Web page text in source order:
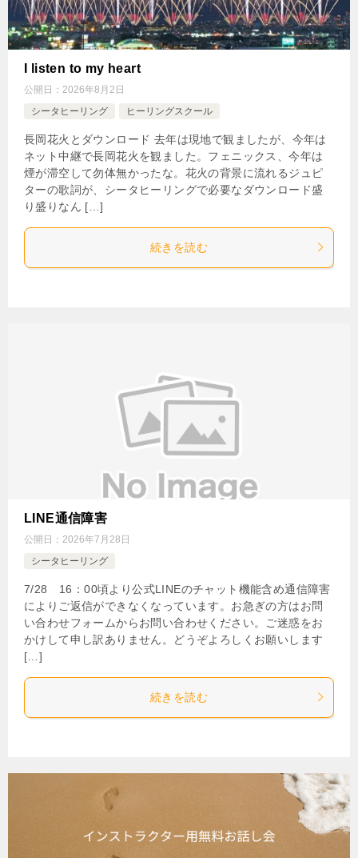
I listen to my heart
公開日： 2026年8月2日
シータヒーリング
ヒーリングスクール
長岡花火とダウンロード 去年は現地で観ましたが、今年は
ネット中継で長岡花火を観ました。フェニックス、今年は
煙が滞空して勿体無かったな。花火の背景に流れるジュピ
ターの歌詞が、シータヒーリングで必要なダウンロード盛
り盛りなん […]
続きを読む
LINE通信障害
公開日： 2026年7月28日
シータヒーリング
7/28 16：00頃より公式LINEのチャット機能含め通信障害
によりご返信ができなくなっています。お急ぎの方はお問
い合わせフォームからお問い合わせください。ご迷惑をお
かけして申し訳ありません。どうぞよろしくお願いします
[…]
続きを読む